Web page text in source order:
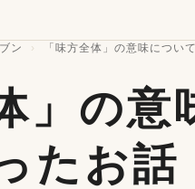
ン 「味方全体」の意味につい
」の
たお話